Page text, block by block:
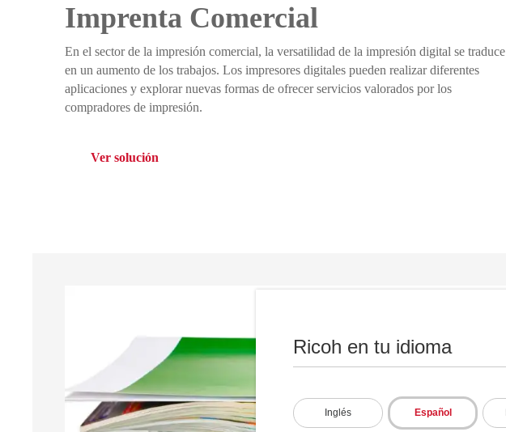
Ricoh en tu idioma
Inglés Español
Imprenta Comercial
En el sector de la impresión comercial, la versatilidad de la impresión digital se traduce
en un aumento de los trabajos. Los impresores digitales pueden realizar diferentes
aplicaciones y explorar nuevas formas de ofrecer servicios valorados por los
compradores de impresión.
Ver solución